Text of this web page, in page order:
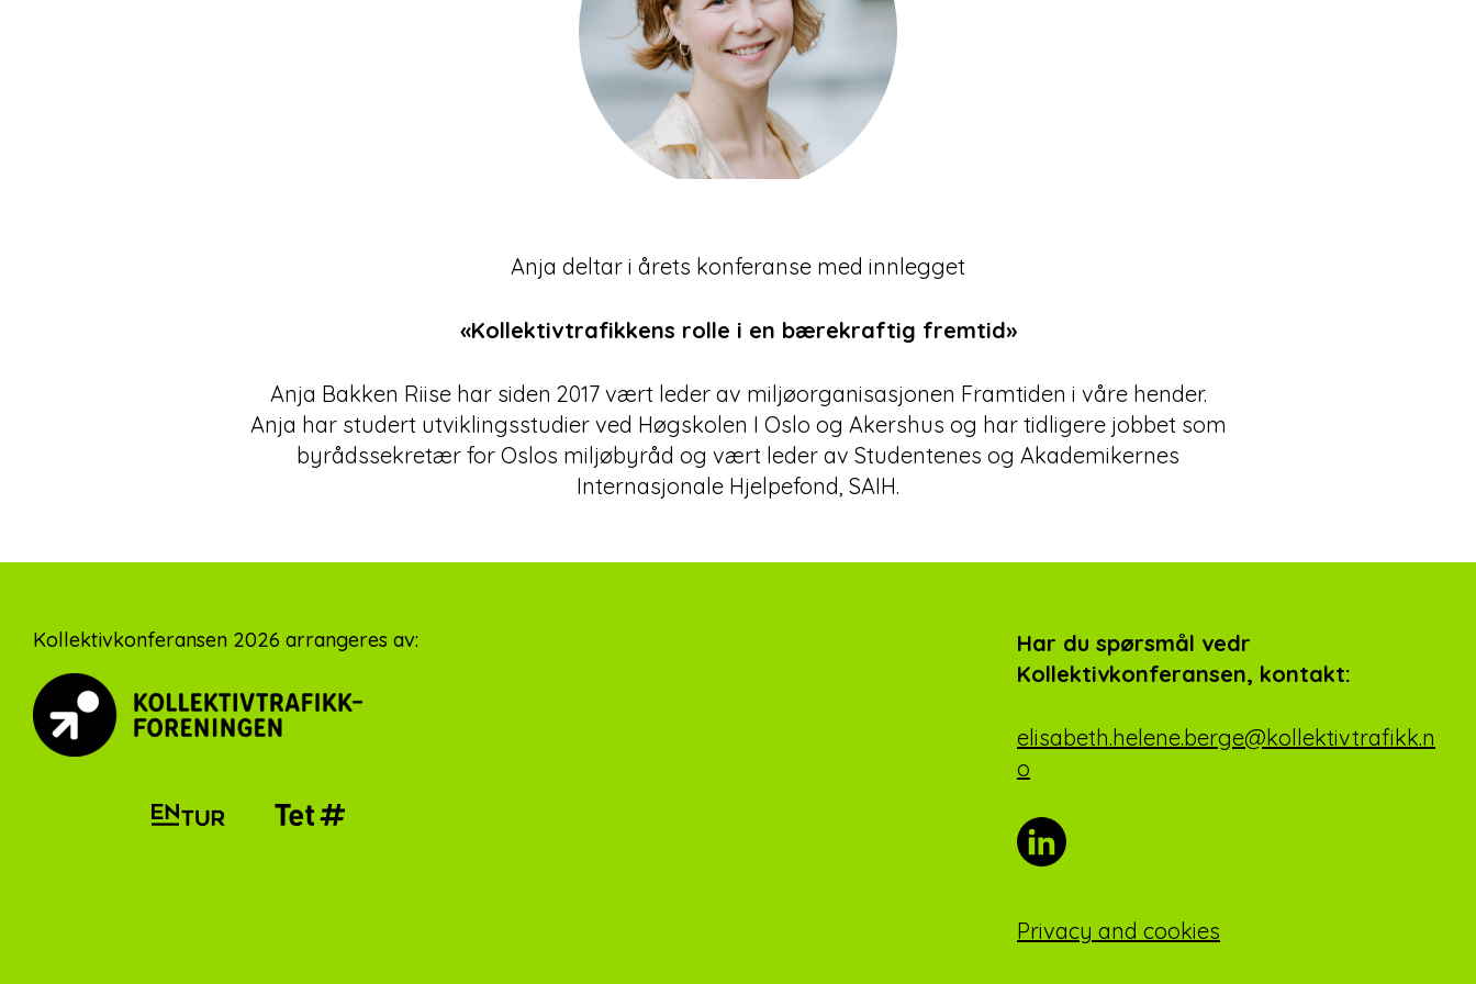
Anja deltar i årets konferanse med innlegget
«Kollektivtrafikkens rolle i en bærekraftig fremtid»
Anja Bakken Riise har siden 2017 vært leder av miljøorganisasjonen Framtiden i våre hender.
Anja har studert utviklingsstudier ved Høgskolen I Oslo og Akershus og har tidligere jobbet som
byrådssekretær for Oslos miljøbyråd og vært leder av Studentenes og Akademikernes
Internasjonale Hjelpefond, SAIH.
Footer
Kollektivkonferansen 2026 arrangeres av:
Har du spørsmål vedr
Kollektivkonferansen, kontakt:
elisabeth.helene.berge@kollektivtrafikk.n
o
Privacy and cookies